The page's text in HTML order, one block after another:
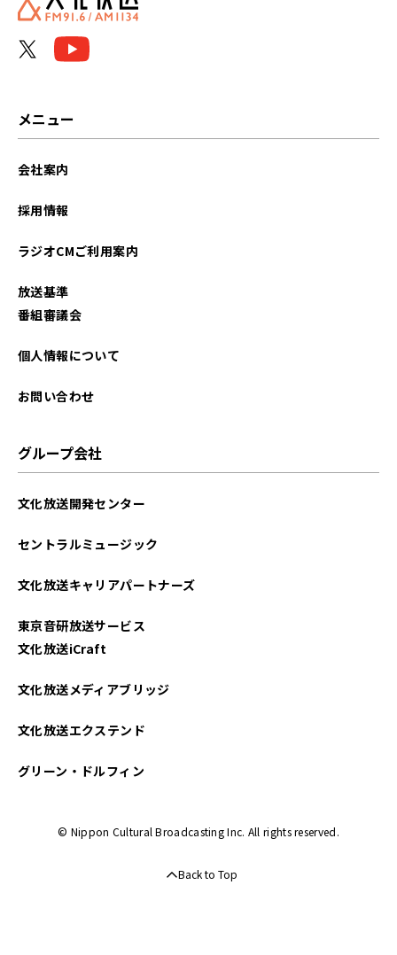
2025年09月
2025年06月
2025年01月
2024年12月
2024年11月
メニュー
会社案内
採用情報
ラジオCMご利用案内
放送基準
番組審議会
個人情報について
お問い合わせ
グループ会社
文化放送開発センター
セントラルミュージック
文化放送キャリアパートナーズ
東京音研放送サービス
文化放送iCraft
文化放送メディアブリッジ
文化放送エクステンド
グリーン・ドルフィン
© Nippon Cultural Broadcasting Inc. All rights reserved.
Back to Top